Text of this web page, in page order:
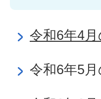
令和6年4
令和6年5